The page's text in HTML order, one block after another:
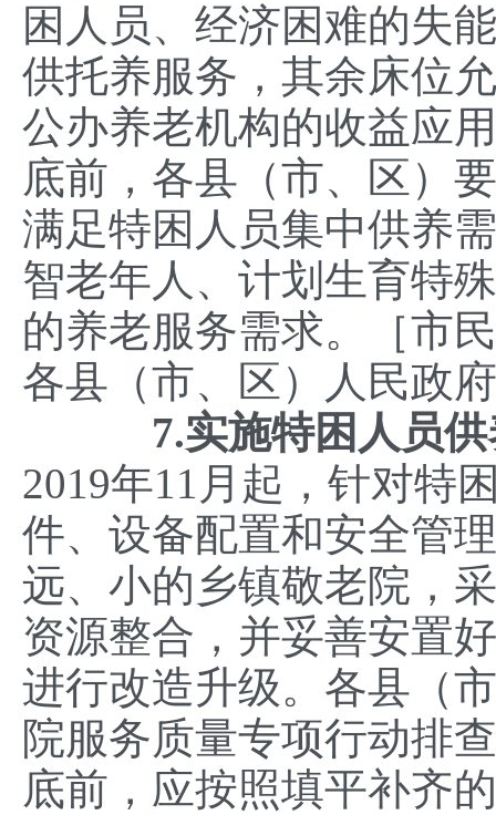
困人员、经济困难的失
供托养服务，其余床位
公办养老机构的收益应
底前，各县（市、区）
满足特困人员集中供养
智老年人、计划生育特
的养老服务需求。［市
各县（市、区）人民政
7.实施特困人员供
2019年11月起，针对特
件、设备配置和安全管
远、小的乡镇敬老院，
资源整合，并妥善安置
进行改造升级。各县（
院服务质量专项行动排
底前，应按照填平补齐